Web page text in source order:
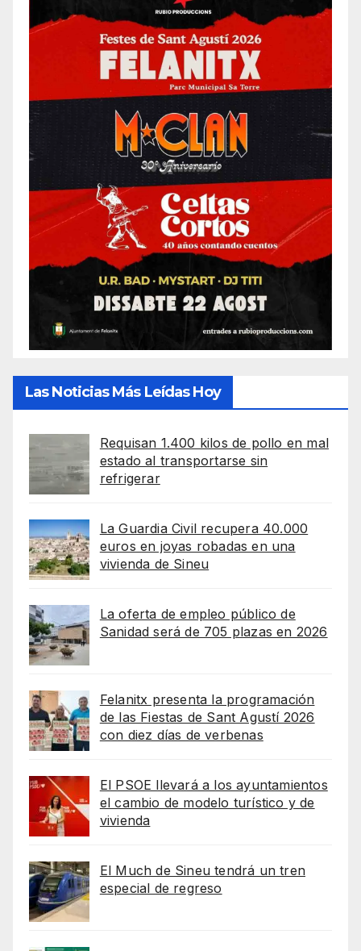
Las Noticias Más Leídas Hoy
Requisan 1.400 kilos de pollo en mal
estado al transportarse sin
refrigerar
La Guardia Civil recupera 40.000
euros en joyas robadas en una
vivienda de Sineu
La oferta de empleo público de
Sanidad será de 705 plazas en 2026
Felanitx presenta la programación
de las Fiestas de Sant Agustí 2026
con diez días de verbenas
El PSOE llevará a los ayuntamientos
el cambio de modelo turístico y de
vivienda
El Much de Sineu tendrá un tren
especial de regreso